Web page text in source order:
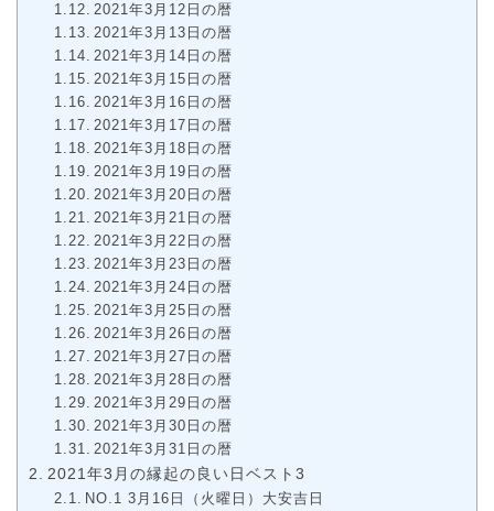
2021年3月12日の暦
2021年3月13日の暦
2021年3月14日の暦
2021年3月15日の暦
2021年3月16日の暦
2021年3月17日の暦
2021年3月18日の暦
2021年3月19日の暦
2021年3月20日の暦
2021年3月21日の暦
2021年3月22日の暦
2021年3月23日の暦
2021年3月24日の暦
2021年3月25日の暦
2021年3月26日の暦
2021年3月27日の暦
2021年3月28日の暦
2021年3月29日の暦
2021年3月30日の暦
2021年3月31日の暦
2021年3月の縁起の良い日ベスト3
NO.1 3月16日（火曜日）大安吉日